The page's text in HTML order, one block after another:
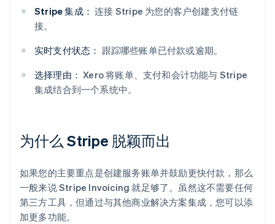
Stripe 集成： 连接 Stripe 为您的客户创建支付链
接。
实时支付状态： 跟踪哪些账单已付款或逾期。
选择理由： Xero 将账单、支付和会计功能与 Stripe
集成结合到一个系统中。
为什么 Stripe 脱颖而出
如果您的主要重点是创建服务账单并鼓励更快付款，那么
一般来说 Stripe Invoicing 就足够了。虽然这不需要任何
第三方工具，但通过与其他商业解决方案集成，您可以添
加更多功能。